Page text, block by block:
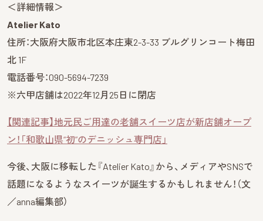
＜詳細情報＞
Atelier Kato
住所：大阪府大阪市北区本庄東2-3-33 ブルグリンコート梅田
北 1F
電話番号：090-5694-7239
※六甲店舗は2022年12月25日に閉店
【関連記事】地元民ご用達の老舗スイーツ店が新店舗オープ
ン！「和歌山県“初”のデニッシュ専門店」
今後、大阪に移転した『Atelier Kato』から、メディアやSNSで
話題になるようなスイーツが誕生するかもしれません！（文
／anna編集部）